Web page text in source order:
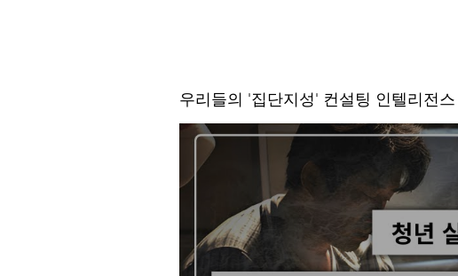
우리들의 '집단지성' 컨설팅 인텔리전스